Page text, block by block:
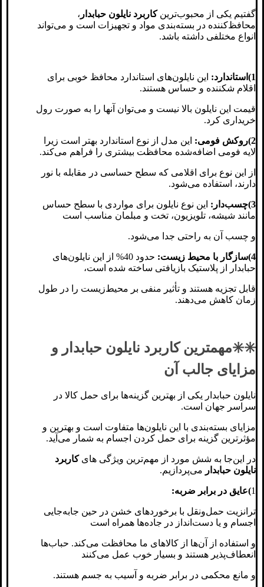
گفتیم یکی از محبوب‌ترینکاربرد نایلون حبابدار ،
محافظ‌کننده‌ در بسته‌بندی مواد و تجهیزات است و می‌تواند
انواع مختلفی داشته باشد.
1)استاندارد:
این نایلون‌های استاندارد محافظ خوبی برای
اقلام شکننده و حساس هستند.
قیمت این نایلون بالا نیست و می‌توان آنها را به صورت رول
خریداری کرد.
2)روکش فومی:
این مدل از نوع استاندارد بهتر است زیرا
لایه فومی اضافه‌شده محافظت بیشتری را فراهم می‌کند.
از این نوع برای اقلامی که سطح حساسی در مقابله با نور
دارند، استفاده می‌شود.
3)چسب‌دار:
این نوع نایلون برای مواردی با سطح حساس
مانند شیشه، تلویزیون، تخت و مبلمان مناسب است
و چسب آن به ‌راحتی جدا می‌شود.
4)سازگار با محیط‌ زیست:
حدود 40% از این نایلون‌های
حبابدار از پلاستیک بازیافتی ساخته شده است،
قابل تجزیه هستند و تأثیر منفی بر محیط‌زیست را در طول
زمان کاهش می‌دهند.
✳️✳️مهمترین کاربرد نایلون حبابدار و
مزایای جالب آن
نایلون‌ حبابدار یکی از بهترین گزینه‌ها برای حمل کالا در
سراسر جهان است.
مزایای بسته‌بندی با این نایلون‌ها متفاوت است و بهترین و
مؤثرترین گزینه برای حمل کردن اجسام به شمار می‌آید.
در این‌جا به شش مورد از مهم‌ترین ویژگی هایکاربرد
نایلون حبابدار می‌پردازیم.
1)عایق در برابر ضربه:
ترانزیت حمل‌ونقل با برخوردهای خشن در حین جابه‌جایی
اجسام و یا دست‌انداز در جاده‌ها همراه است
و استفاده از آن‌ها از کالاهای ما محافظت می‌کند. حباب‌ها
انعطاف‌پذیر هستند و بسیار خوب عمل می‌کنند
و مانع محکمی در برابر ضربه و آسیب به جسم هستند.